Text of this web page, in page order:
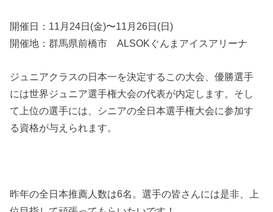
開催日：11月24日(金)〜11月26日(日)
開催地：群馬県前橋市 ALSOKぐんまアイスアリーナ
ジュニアクラスの日本一を決定するこの大会、優勝選手
には世界ジュニア選手権大会の代表が内定します。そし
て上位の選手には、シニアの全日本選手権大会に参加す
る資格が与えられます。
昨年の全日本推薦人数は6名。選手の皆さんには是非、上